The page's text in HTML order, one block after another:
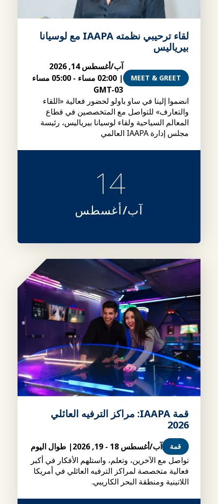
لقاء ترحيبي نظمته IAAPA مع لوسيانا
بيرياليس
MEET & GREET
آب/أغسطس 14, 2026
| 02:00 مساء -
05:00 مساء
GMT-03
انضموا إلينا في ساو باولو لحضور فعالية «اللقاء
والتعارف» للتواصل مع المتخصصين في قطاع
المعالم السياحية ولقاء لوسيانا بيرياليس، رئيسة
مجلس إدارة IAAPA العالمي
14
آب/أغسطس
قمة IAAPA: مراكز الترفيه العائلي
2026
قمة آب/أغسطس 18 - 19, 2026
| طوال اليوم
تواصل مع الآخرين، وتعلم، واستلهم الأفكار في أكبر
فعالية متخصصة لمراكز الترفيه العائلي في أمريكا
اللاتينية ومنطقة البحر الكاريبي.